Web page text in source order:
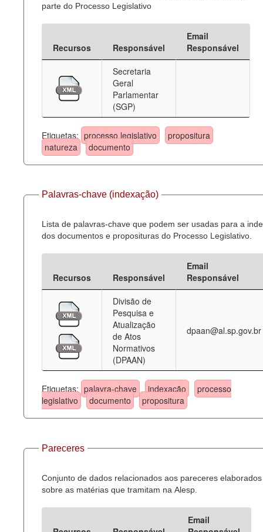
parte do Processo Legislativo
Recursos Responsável
Email
Responsável
Secretaria
Geral
Parlamentar
(SGP)
Etiquetas: processo legislativo
propositura
natureza
documento
Palavras-chave (indexação)
Lista de palavras-chave que podem ser usadas para a
dos documentos e proposituras do Processo Legislativo.
Recursos Responsável
Email
Responsável
Divisão de
Pesquisa e
Atualização
de Atos
Normativos
(DPAAN)
dpaan@al.sp.gov.br
Etiquetas: palavra-chave indexação
processo
legislativo
documento propositura
Pareceres
Conjunto de dados relacionados aos pareceres elaborados
sobre as matérias que tramitam na Alesp.
Email